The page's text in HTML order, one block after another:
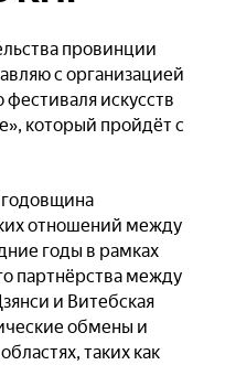
провинции
с организацией
искусств
который пройдёт с
годовщина
отношений между
годы в рамках
партнёрства между
и Витебская
обмены и
таких как